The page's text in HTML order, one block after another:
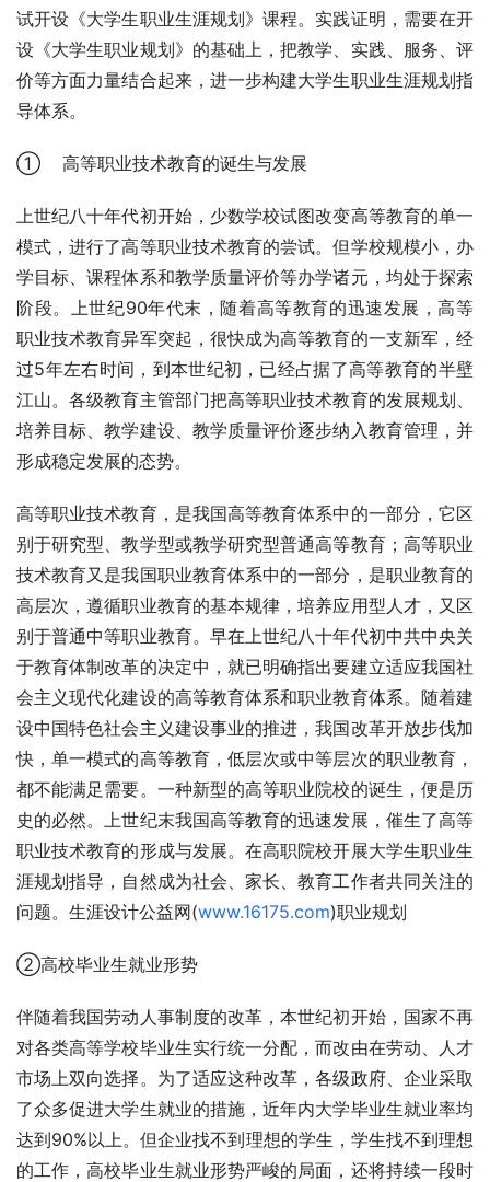
试开设《大学生职业生涯规划》课程。实践证明，需要在开
设《大学生职业规划》的基础上，把教学、实践、服务、评
价等方面力量结合起来，进一步构建大学生职业生涯规划指
导体系。
①    高等职业技术教育的诞生与发展
上世纪八十年代初开始，少数学校试图改变高等教育的单一
模式，进行了高等职业技术教育的尝试。但学校规模小，办
学目标、课程体系和教学质量评价等办学诸元，均处于探索
阶段。上世纪90年代末，随着高等教育的迅速发展，高等
职业技术教育异军突起，很快成为高等教育的一支新军，经
过5年左右时间，到本世纪初，已经占据了高等教育的半壁
江山。各级教育主管部门把高等职业技术教育的发展规划、
培养目标、教学建设、教学质量评价逐步纳入教育管理，并
形成稳定发展的态势。
高等职业技术教育，是我国高等教育体系中的一部分，它区
别于研究型、教学型或教学研究型普通高等教育；高等职业
技术教育又是我国职业教育体系中的一部分，是职业教育的
高层次，遵循职业教育的基本规律，培养应用型人才，又区
别于普通中等职业教育。早在上世纪八十年代初中共中央关
于教育体制改革的决定中，就已明确指出要建立适应我国社
会主义现代化建设的高等教育体系和职业教育体系。随着建
设中国特色社会主义建设事业的推进，我国改革开放步伐加
快，单一模式的高等教育，低层次或中等层次的职业教育，
都不能满足需要。一种新型的高等职业院校的诞生，便是历
史的必然。上世纪末我国高等教育的迅速发展，催生了高等
职业技术教育的形成与发展。在高职院校开展大学生职业生
涯规划指导，自然成为社会、家长、教育工作者共同关注的
问题。生涯设计公益网(www.16175.com)职业规划
②高校毕业生就业形势
伴随着我国劳动人事制度的改革，本世纪初开始，国家不再
对各类高等学校毕业生实行统一分配，而改由在劳动、人才
市场上双向选择。为了适应这种改革，各级政府、企业采取
了众多促进大学生就业的措施，近年内大学毕业生就业率均
达到90%以上。但企业找不到理想的学生，学生找不到理想
的工作，高校毕业生就业形势严峻的局面，还将持续一段时